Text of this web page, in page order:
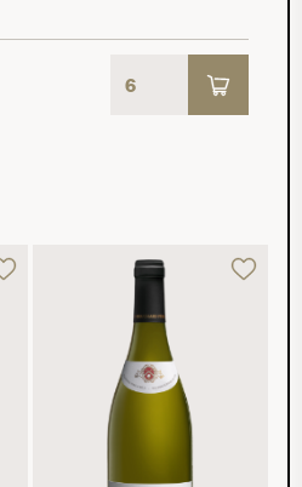
seidig fein und